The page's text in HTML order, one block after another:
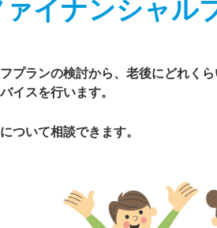
ァイナンシャル
プランの検討から、老後にどれく
イスを行います。
ついて相談できます。